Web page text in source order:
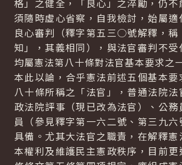
格」之健全，「良心」之淬勵，仍
須隨時虛心省察，自我檢討，始屬
良心審判（釋字第五三○號解釋，稱
知」，其義相同），與法官審判不受
均屬憲法第八十條對法官基本要求之
本此以論，合乎憲法前述五個基本要
八十條所稱之「法官」，普通法院
政法院評事（現已改為法官）、公
員（參見釋字第一六二號、第三九
具備。尤其大法官之職責，在解釋憲
本權利及維護民主憲政秩序，目前更